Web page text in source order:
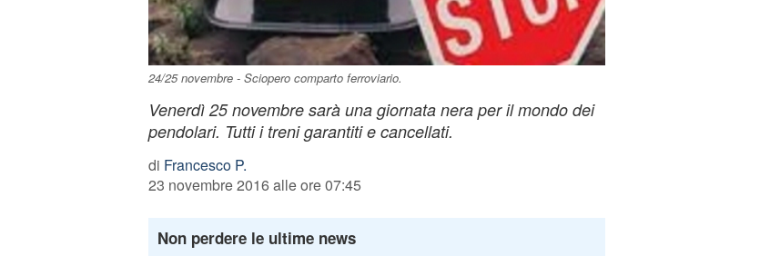
24/25 novembre - Sciopero comparto ferroviario.
Venerdì 25 novembre sarà una giornata nera per il mondo dei
pendolari. Tutti i treni garantiti e cancellati.
di Francesco P.
23 novembre 2016 alle ore 07:45
Non perdere le ultime news